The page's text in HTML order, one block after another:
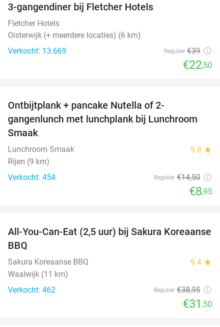
3-gangendiner bij Fletcher Hotels
Fletcher Hotels
Oisterwijk (+ meerdere locaties) (6 km)
Verkocht: 13.669
Regulier €39
€22,50
Ontbijtplank + pancake Nutella of 2-
gangenlunch met lunchplank bij Lunchroom
Smaak
Lunchroom Smaak 9.8 star
Rijen (9 km)
Verkocht: 454
Regulier €14,50
€8,95
19%
All-You-Can-Eat (2,5 uur) bij Sakura Koreaanse
BBQ
Sakura Koreaanse BBQ 9.4 star
Waalwijk (11 km)
Verkocht: 462
Regulier €38,95
€31 ,50